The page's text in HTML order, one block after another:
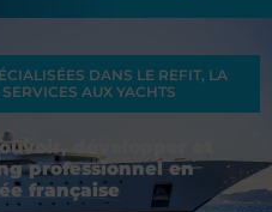
DANS LE REFIT, LA
AUX YACHTS
développer et
professionnel en
française